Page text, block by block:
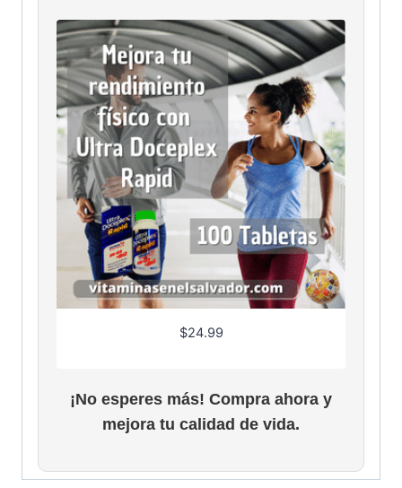
$24.99
¡No esperes más! Compra ahora y
mejora tu calidad de vida.